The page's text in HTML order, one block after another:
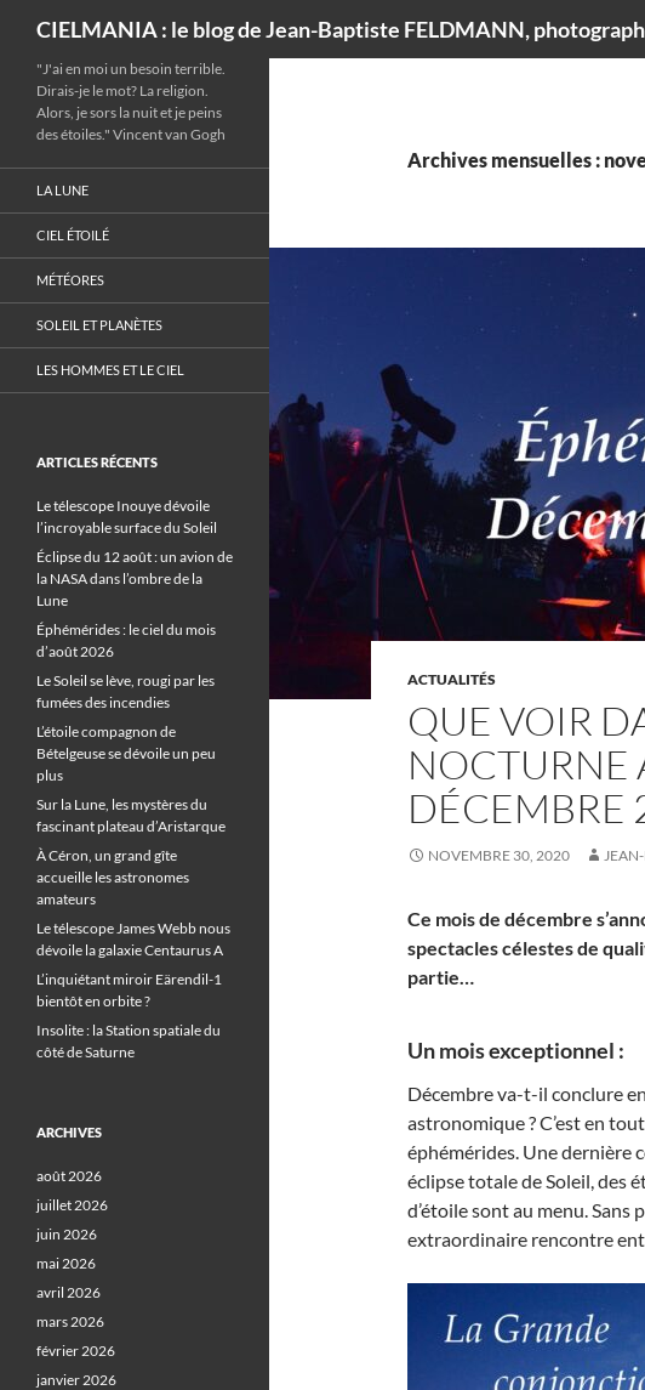
CIELMANIA : le blog de Jean-Baptiste FELDMANN,
Archives mensuelles :
ACTUALITÉS
QUE VOIR
NOCTURNE
DÉCEMBRE
NOVEMBRE 30, 2020
Ce mois de décembre
spectacles célestes de
partie…
Un mois exceptionnel :
Décembre va-t-il conclure
astronomique ? C’est en
éphémérides. Une dernière
éclipse totale de Soleil, des
d’étoile sont au menu.
extraordinaire rencontre
"J'ai en moi un besoin terrible.
Dirais-je le mot? La religion.
Alors, je sors la nuit et je peins
des étoiles." Vincent van Gogh
LA LUNE
CIEL ÉTOILÉ
MÉTÉORES
SOLEIL ET PLANÈTES
LES HOMMES ET LE CIEL
ARTICLES RÉCENTS
Le télescope Inouye dévoile
l’incroyable surface du Soleil
Éclipse du 12 août : un avion de
la NASA dans l’ombre de la
Lune
Éphémérides : le ciel du mois
d’août 2026
Le Soleil se lève, rougi par les
fumées des incendies
L’étoile compagnon de
Bételgeuse se dévoile un peu
plus
Sur la Lune, les mystères du
fascinant plateau d’Aristarque
À Céron, un grand gîte
accueille les astronomes
amateurs
Le télescope James Webb nous
dévoile la galaxie Centaurus A
L’inquiétant miroir Eärendil-1
bientôt en orbite ?
Insolite : la Station spatiale du
côté de Saturne
ARCHIVES
août 2026
juillet 2026
juin 2026
mai 2026
avril 2026
mars 2026
février 2026
janvier 2026